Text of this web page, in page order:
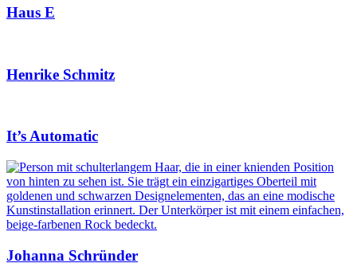
Haus E
Henrike Schmitz
It’s Automatic
Johanna Schründer